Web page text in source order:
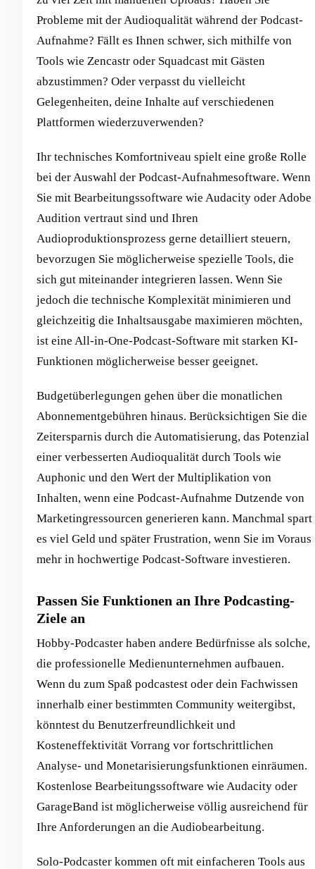
Probleme mit der Audioqualität während der Podcast-
Aufnahme? Fällt es Ihnen schwer, sich mithilfe von
Tools wie Zencastr oder Squadcast mit Gästen
abzustimmen? Oder verpasst du vielleicht
Gelegenheiten, deine Inhalte auf verschiedenen
Plattformen wiederzuverwenden?
Ihr technisches Komfortniveau spielt eine große Rolle
bei der Auswahl der Podcast-Aufnahmesoftware. Wenn
Sie mit Bearbeitungssoftware wie Audacity oder Adobe
Audition vertraut sind und Ihren
Audioproduktionsprozess gerne detailliert steuern,
bevorzugen Sie möglicherweise spezielle Tools, die
sich gut miteinander integrieren lassen. Wenn Sie
jedoch die technische Komplexität minimieren und
gleichzeitig die Inhaltsausgabe maximieren möchten,
ist eine All-in-One-Podcast-Software mit starken KI-
Funktionen möglicherweise besser geeignet.
Budgetüberlegungen gehen über die monatlichen
Abonnementgebühren hinaus. Berücksichtigen Sie die
Zeitersparnis durch die Automatisierung, das Potenzial
einer verbesserten Audioqualität durch Tools wie
Auphonic und den Wert der Multiplikation von
Inhalten, wenn eine Podcast-Aufnahme Dutzende von
Marketingressourcen generieren kann. Manchmal spart
es viel Geld und später Frustration, wenn Sie im Voraus
mehr in hochwertige Podcast-Software investieren.
Passen Sie Funktionen an Ihre Podcasting-
Ziele an
Hobby-Podcaster haben andere Bedürfnisse als solche,
die professionelle Medienunternehmen aufbauen.
Wenn du zum Spaß podcastest oder dein Fachwissen
innerhalb einer bestimmten Community weitergibst,
könntest du Benutzerfreundlichkeit und
Kosteneffektivität Vorrang vor fortschrittlichen
Analyse- und Monetarisierungsfunktionen einräumen.
Kostenlose Bearbeitungssoftware wie Audacity oder
GarageBand ist möglicherweise völlig ausreichend für
Ihre Anforderungen an die Audiobearbeitung.
Solo-Podcaster kommen oft mit einfacheren Tools aus